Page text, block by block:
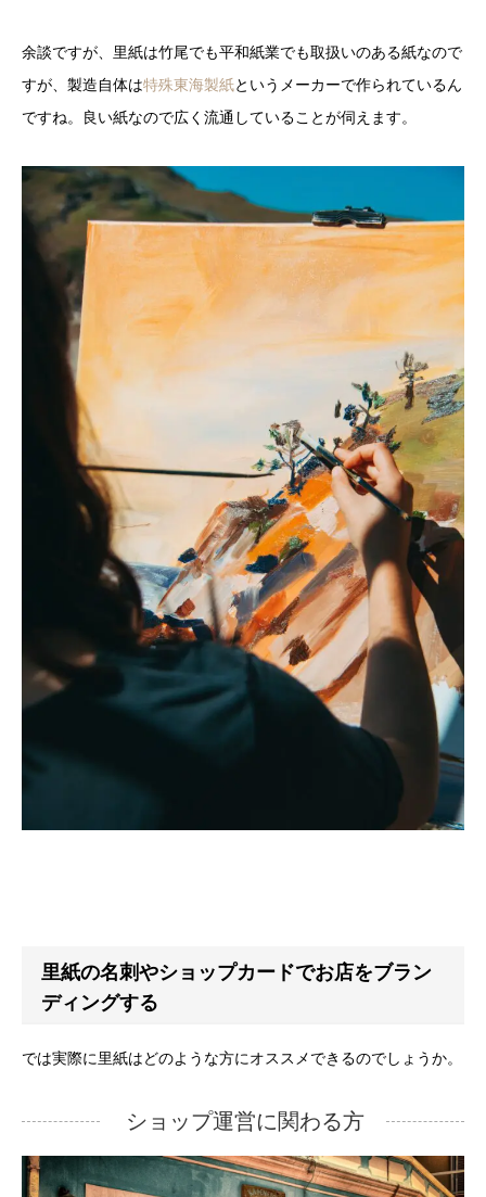
余談ですが、里紙は竹尾でも平和紙業でも取扱いのある紙なので
すが、製造自体は特殊東海製紙というメーカーで作られているん
ですね。良い紙なので広く流通していることが伺えます。
里紙の名刺やショップカードでお店をブラン
ディングする
では実際に里紙はどのような方にオススメできるのでしょうか。
ショップ運営に関わる方